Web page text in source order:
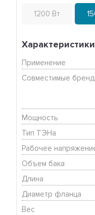
1200 Вт
Применение
Совместимые
Мощность
Тип ТЭНа
Рабочее
Объем бака
Длина
Диаметр фланца
Вес